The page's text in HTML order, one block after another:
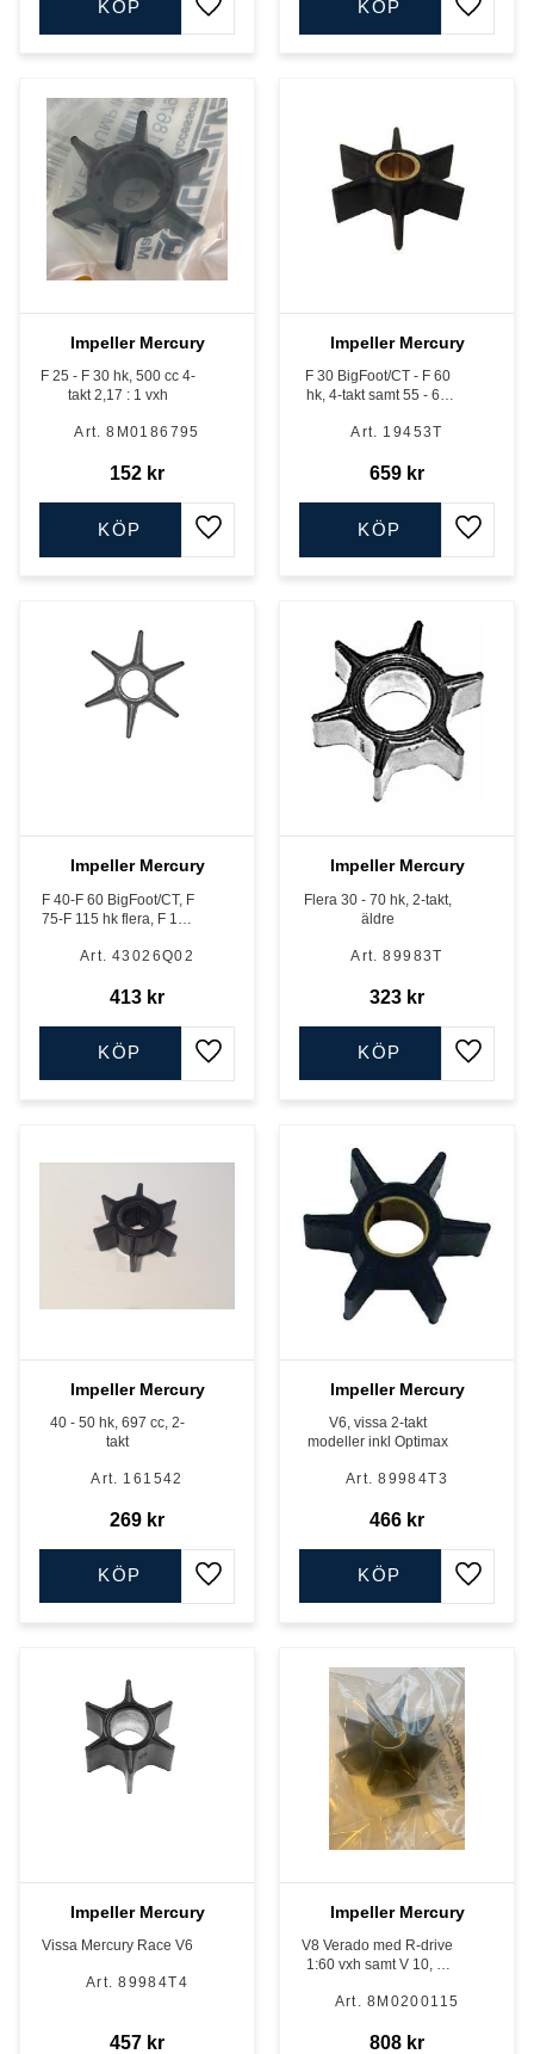
Lägg till i favoriter
KÖP
Lägg
KÖP
Impeller Mercury
F 25 - F 30 hk, 500 cc 4-
takt 2,17 : 1 vxh
8M0186795
152 kr
Lägg till i favoriter
KÖP
Impeller Mercury
F 30 BigFoot/CT - F 60
hk, 4-takt samt 55 - 60
19453T
659 kr
Lägg
KÖP
Impeller Mercury
F 40-F 60 BigFoot/CT, F
75-F 115 hk flera, F 150
Verado, L4 samt F 200 -
V8, 4-takt
43026Q02
413 kr
Lägg till i favoriter
KÖP
Impeller Mercury
Flera 30 - 70 hk, 2-takt,
äldre
89983T
323 kr
Lägg
KÖP
Impeller Mercury
40 - 50 hk, 697 cc, 2-
takt
161542
269 kr
Lägg till i favoriter
KÖP
Impeller Mercury
V6, vissa 2-takt
modeller inkl Optimax
89984T3
466 kr
Lägg
KÖP
Impeller Mercury
Vissa Mercury Race V6
89984T4
457 kr
Impeller Mercury
V8 Verado med R-drive
1:60 vxh samt V 10, 4-
8M0200115
808 kr